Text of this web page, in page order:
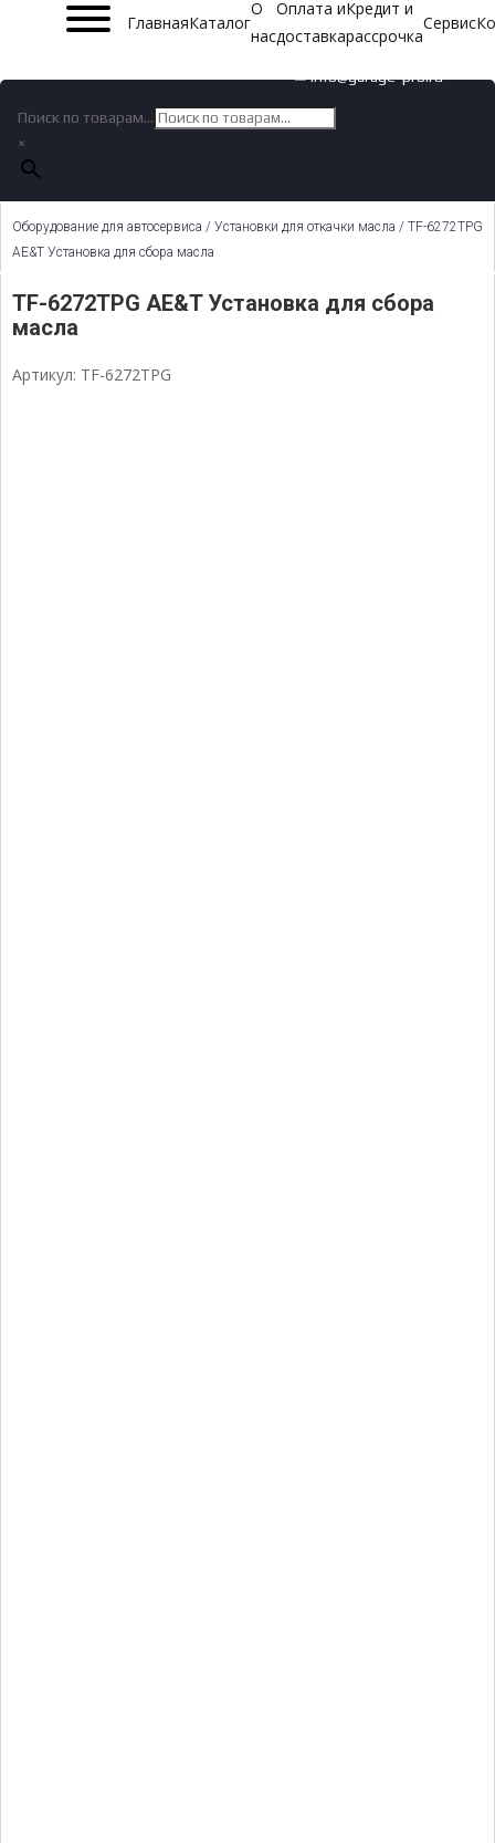
ГлавнаяКаталог
О
нас
Оплата и
доставка
Кредит и
рассрочка
Сервис
✉ info@garage-pro.ru
Поиск по товарам...
×
Оборудование для автосервиса / Установки для откачки масла / TF-6272TPG
AE&T Установка для сбора масла
TF-6272TPG AE&T Установка для сбора
масла
Артикул: TF-6272TPG